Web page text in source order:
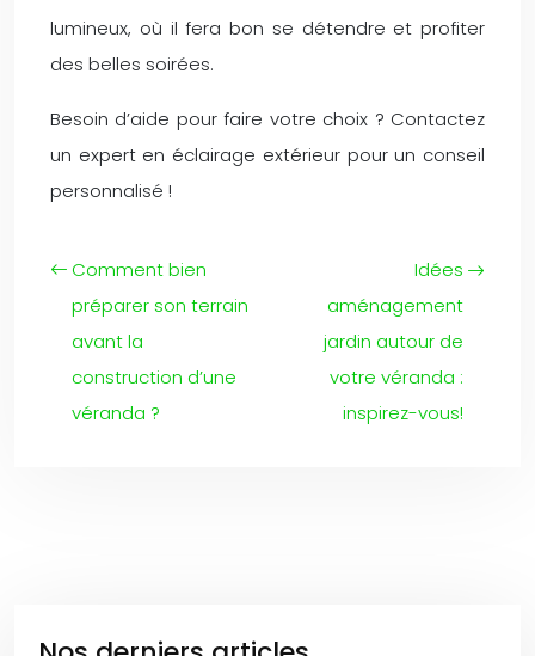
lumineux, où il fera bon se détendre et profiter
des belles soirées.
Besoin d’aide pour faire votre choix ? Contactez
un expert en éclairage extérieur pour un conseil
personnalisé !
Comment bien
préparer son terrain
avant la
construction d’une
véranda ?
Idées
aménagement
jardin autour de
votre véranda :
inspirez-vous!